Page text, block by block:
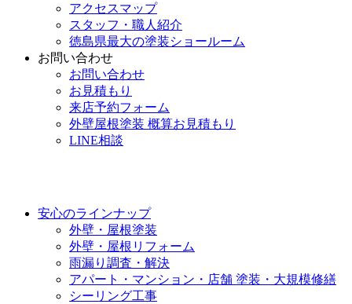
アクセスマップ
スタッフ・職人紹介
徳島県最大の塗装ショールーム
お問い合わせ
お問い合わせ
お見積もり
来店予約フォーム
外壁屋根塗装 概算お見積もり
LINE相談
安心のラインナップ
外壁・屋根塗装
外壁・屋根リフォーム
雨漏り調査・解決
アパート・マンション・店舗 塗装・大規模修繕
シーリング工事